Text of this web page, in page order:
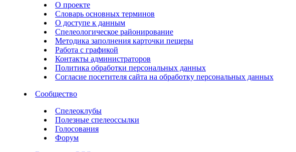
О проекте
Словарь основных терминов
О доступе к данным
Спелеологическое районирование
Методика заполнения карточки пещеры
Работа с графикой
Контакты администраторов
Политика обработки персональных данных
Согласие посетителя сайта на обработку персональных данных
Сообщество
Спелеоклубы
Полезные спелеоссылки
Голосования
Форум